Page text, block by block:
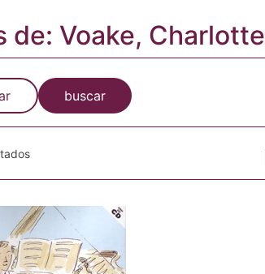
de: Voake, Charlotte
buscar